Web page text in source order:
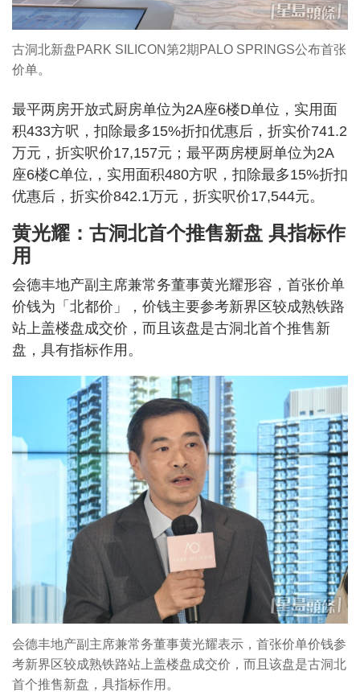
古洞北新盘PARK SILICON第2期PALO SPRINGS公布首张
价单。
最平两房开放式厨房单位为2A座6楼D单位，实用面
积433方呎，扣除最多15%折扣优惠后，折实价741.2
万元，折实呎价17,157元；最平两房梗厨单位为2A
座6楼C单位,，实用面积480方呎，扣除最多15%折扣
优惠后，折实价842.1万元，折实呎价17,544元。
黄光耀：古洞北首个推售新盘 具指标作
用
会德丰地产副主席兼常务董事黄光耀形容，首张价单
价钱为「北都价」，价钱主要参考新界区较成熟铁路
站上盖楼盘成交价，而且该盘是古洞北首个推售新
盘，具有指标作用。
会德丰地产副主席兼常务董事黄光耀表示，首张价单价钱参
考新界区较成熟铁路站上盖楼盘成交价，而且该盘是古洞北
首个推售新盘，具指标作用。